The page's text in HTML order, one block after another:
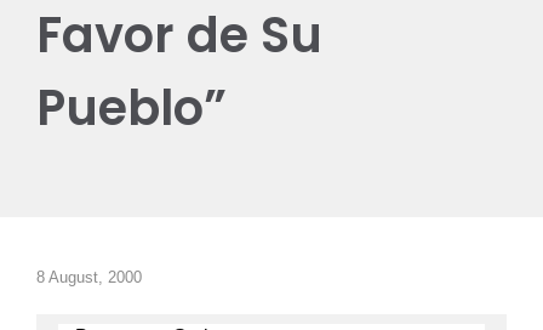
Favor de Su
Pueblo”
8 August, 2000